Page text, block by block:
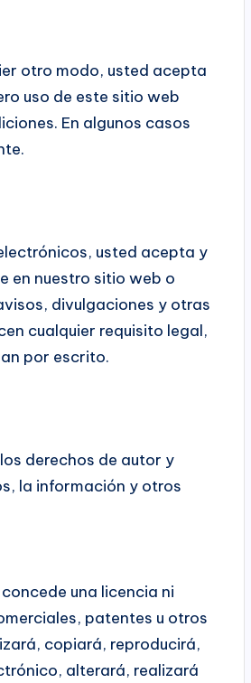
otro modo, usted acepta
uso de este sitio web
En algunos casos
usted acepta y
en nuestro sitio web o
divulgaciones y otras
cualquier requisito legal,
por escrito.
derechos de autor y
la información y otros
una licencia ni
patentes u otros
copiará, reproducirá,
alterará, realizará